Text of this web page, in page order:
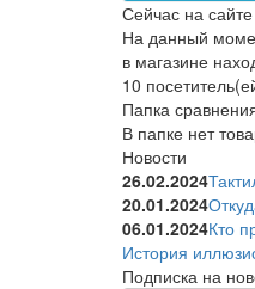
Сейчас на сайте
На данный
в магазине
10
Папка
В папке нет
Новости
26.02.2024
20.01.2024
06.01.2024Кто
История
Подписка на